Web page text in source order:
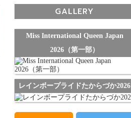
GALLERY
Miss International Queen Japan
2026（第一部）
レインボープライドたからづか2026